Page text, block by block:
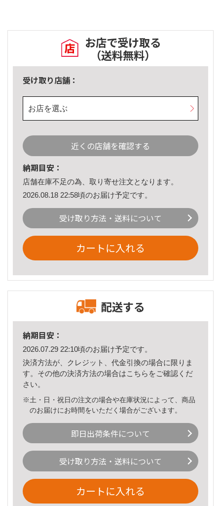
お店で受け取る
（送料無料）
受け取り店舗：
お店を選ぶ
近くの店舗を確認する
納期目安：
店舗在庫不足の為、取り寄せ注文となります。
2026.08.18 22:58頃のお届け予定です。
受け取り方法・送料について
カートに入れる
配送する
納期目安：
2026.07.29 22:10頃のお届け予定です。
決済方法が、クレジット、代金引換の場合に限りま
す。その他の決済方法の場合はこちら をご確認くだ
さい。
※土・日・祝日の注文の場合や在庫状況によって、商品
のお届けにお時間をいただく場合がございます。
即日出荷条件について
受け取り方法・送料について
カートに入れる